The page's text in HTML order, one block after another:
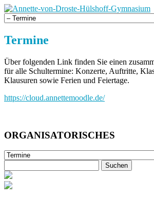
Termine
Über folgenden Link finden Sie einen
für alle Schultermine: Konzerte, Auftritte,
Klausuren sowie Ferien und Feiertage.
https://cloud.annettemoodle.de/
ORGANISATORISCHES